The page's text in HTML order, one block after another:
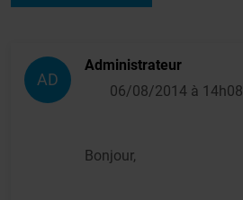
AD
Administrateur
06/08/2014 à 14h08
Bonjour,